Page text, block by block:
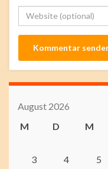
August 2026
M
D M
3
4 5